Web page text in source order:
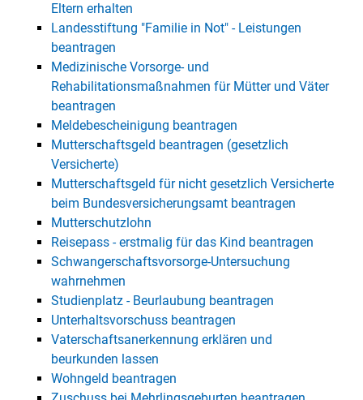
Eltern erhalten
Landesstiftung "Familie in Not" - Leistungen
beantragen
Medizinische Vorsorge- und
Rehabilitationsmaßnahmen für Mütter und Väter
beantragen
Meldebescheinigung beantragen
Mutterschaftsgeld beantragen (gesetzlich
Versicherte)
Mutterschaftsgeld für nicht gesetzlich Versicherte
beim Bundesversicherungsamt beantragen
Mutterschutzlohn
Reisepass - erstmalig für das Kind beantragen
Schwangerschaftsvorsorge-Untersuchung
wahrnehmen
Studienplatz - Beurlaubung beantragen
Unterhaltsvorschuss beantragen
Vaterschaftsanerkennung erklären und
beurkunden lassen
Wohngeld beantragen